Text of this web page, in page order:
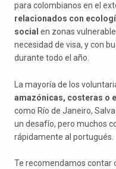
para colombianos en el
relacionados con
social en zonas
necesidad de visa, y con
durante todo el año.
La mayoría de los
amazónicas, costeras o
como Río de Janeiro,
un desafío, pero muchos
rápidamente al portugués.
Te recomendamos contar